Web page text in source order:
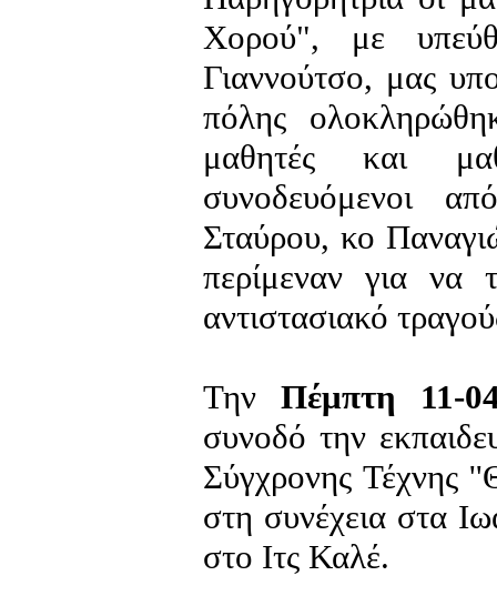
Χορού", με
Γιαννούτσο, μας
πόλης
μαθητές και
συνοδευόμενοι
Σταύρου, κο
περίμεναν για να
αντιστασιακό
Την Πέμπτη 11-
συνοδό την
Σύγχρονης Τέχνης
στη συνέχεια στα
στο Ιτς Καλέ.